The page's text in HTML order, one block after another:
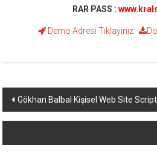
RAR PASS :
Demo Adresi Tıklayınız
Yazı
dolaşımı
Gökhan Balbal Kişisel Web Site